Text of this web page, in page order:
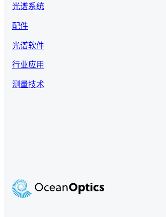
光谱系统
配件
光谱软件
行业应用
测量技术